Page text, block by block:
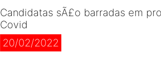
Candidatas sÃ£o barradas em
Covid
20/02/2022